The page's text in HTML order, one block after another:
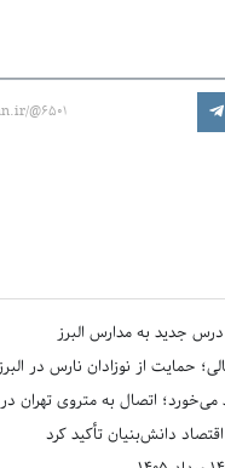
@6501
حمایت از نوزادان نارس در
اتصال به متروی تهران
دانش‌بنیان تأکید کرد